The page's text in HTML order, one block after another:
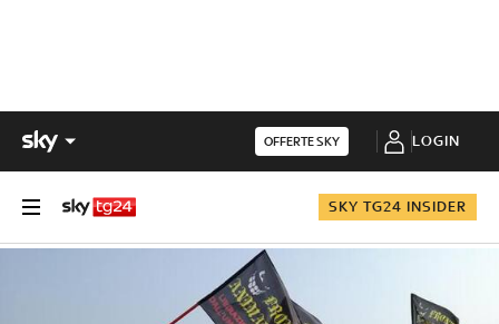
OFFERTE SKY LOGIN
SKY TG24 INSIDER